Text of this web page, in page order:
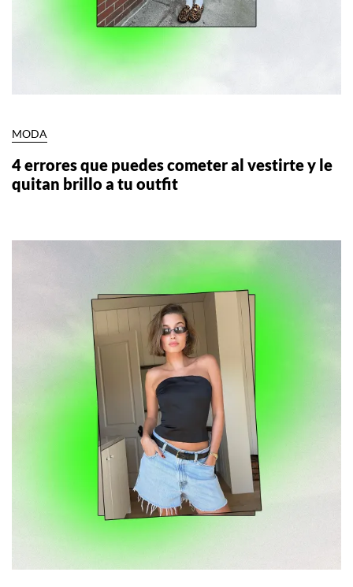
MODA
4 errores que puedes cometer al vestirte y le
quitan brillo a tu outfit